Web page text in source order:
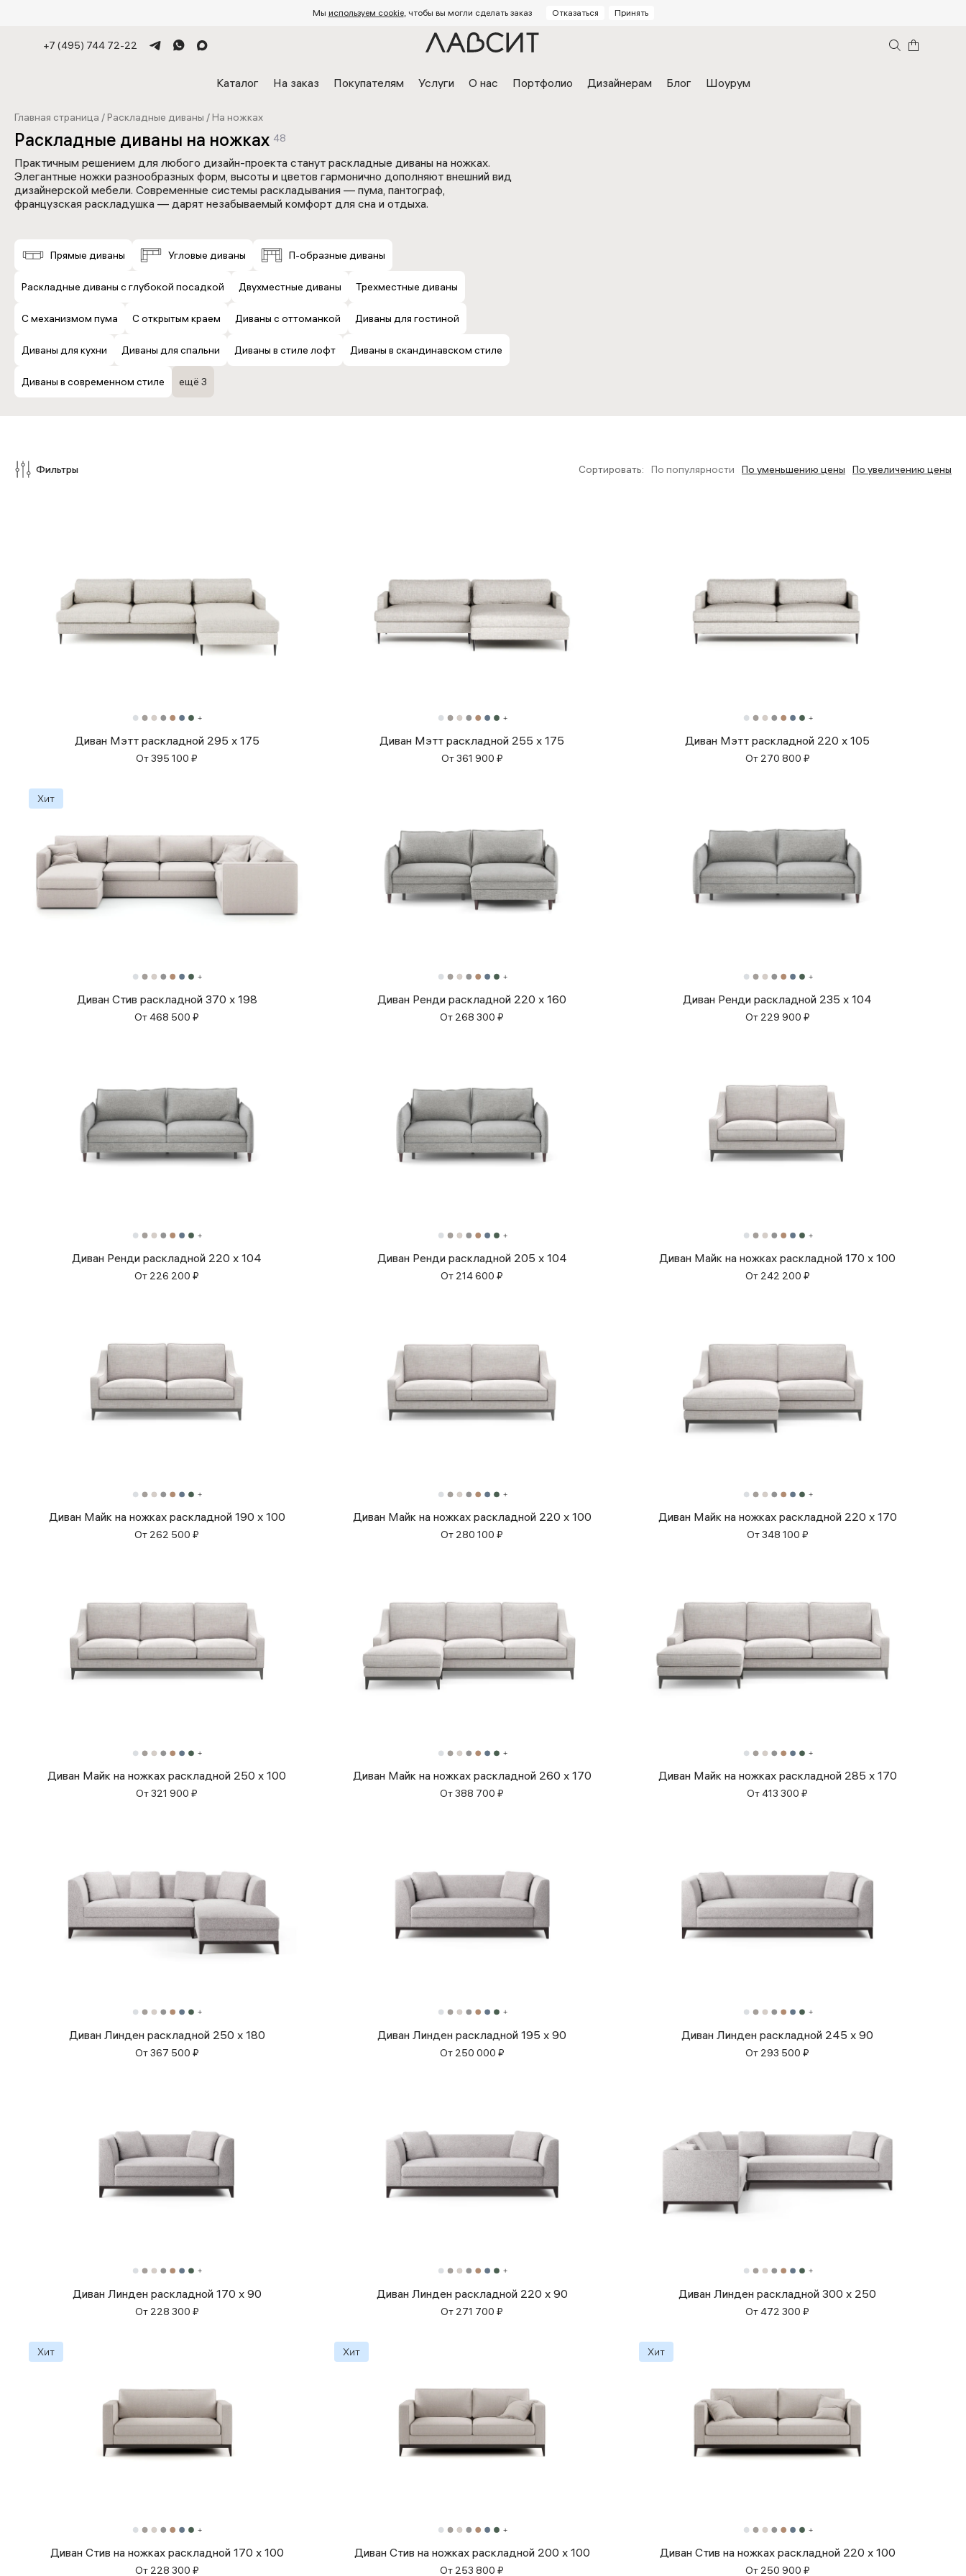
Мы используем cookie, чтобы вы могли сделать заказ Отказаться Принять
+7 (495) 744 72-22
Каталог
Дизайнерские диваны Раскладные диваны
Барные стулья
дизайнерские
На заказ Покупателям Услуги О нас
Что такое Лавсит Производство
Портфолио Дизайнерам Блог Шоурум
Главная страница /Раскладные диваны /На ножках
Раскладные диваны на ножках 48
Практичным решением для любого дизайн-проекта станут раскладные диваны на ножках.
Элегантные ножки разнообразных форм, высоты и цветов гармонично дополняют внешний вид
дизайнерской мебели. Современные системы раскладывания — пума, пантограф,
французская раскладушка — дарят незабываемый комфорт для сна и отдыха.
Прямые диваны Угловые диваны П-образные диваны
Раскладные диваны с глубокой посадкой Двухместные диваны Трехместные диваны
С механизмом пума С открытым краем Диваны с оттоманкой Диваны для гостиной
Диваны для кухни Диваны для спальни Диваны в стиле лофт Диваны в скандинавском стиле
Диваны в современном стиле ещё 3
Фильтры Сортировать: По популярности По уменьшению цены По увеличению цены
Диван Мэтт раскладной 295 х 175
От395 100₽
Диван Мэтт раскладной 255 х 175
От361 900 ₽
Диван Мэтт раскладной 220 х 105
От 270 800 ₽
Диван Стив раскладной 370 x 198
От468 500₽
Диван Ренди раскладной 220 x 160
От 268 300₽
Диван Ренди раскладной 235 x 104
От 229 900 ₽
Диван Ренди раскладной 220 x 104
От 226 200₽
Диван Ренди раскладной 205 x 104
От 214 600₽
Диван Майк на ножках раскладной 170 x 100
От 242 200 ₽
Диван Майк на ножках раскладной 190 x 100
От 262 500₽
Диван Майк на ножках раскладной 220 x 100
От 280 100₽
Диван Майк на ножках раскладной 220 x 170
От348 100 ₽
Диван Майк на ножках раскладной 250 x 100
От321 900₽
Диван Майк на ножках раскладной 260 x 170
От388 700₽
Диван Майк на ножках раскладной 285 x 170
От413 300₽
Диван Линден раскладной 250 x 180
От367 500 ₽
Диван Линден раскладной 195 x 90
От 250 000 ₽
Диван Линден раскладной 245 x 90
От 293 500₽
Диван Линден раскладной 170 x 90
От 228 300 ₽
Диван Линден раскладной 220 x 90
От 271 700₽
Диван Линден раскладной 300 x 250
От472 300₽
Диван Стив на ножках раскладной 170 x 100
От 228 300 ₽
Диван Стив на ножках раскладной 200 x 100
От 253 800₽
Диван Стив на ножках раскладной 220 x 100
От 250 900 ₽